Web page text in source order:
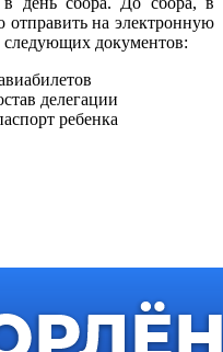
отправить на электронную
следующих документов:
делегации
ребенка